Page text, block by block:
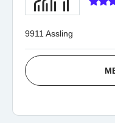
9911 Assling